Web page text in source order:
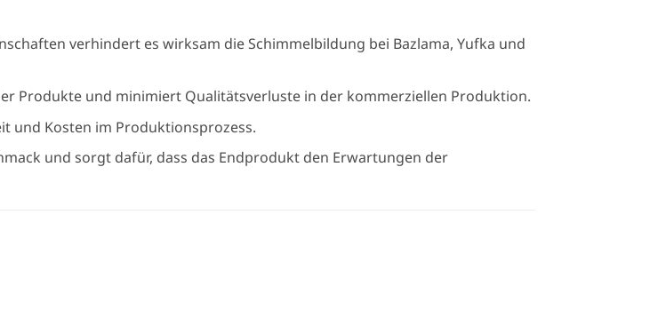
verhindert es wirksam die Schimmelbildung bei Bazlama, Yufka und
Produkte und minimiert Qualitätsverluste in der kommerziellen Produktion.
und Kosten im Produktionsprozess.
und sorgt dafür, dass das Endprodukt den Erwartungen der